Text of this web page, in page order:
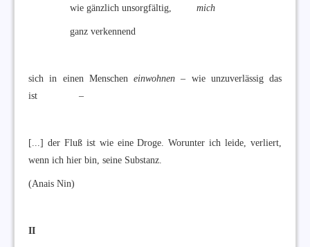
wie gänzlich unsorgfältig, mich
ganz verkennend
sich in einen Menschen einwohnen – wie unzuverlässig das
ist –
[...] der Fluß ist wie eine Droge. Worunter ich leide, verliert,
wenn ich hier bin, seine Substanz.
(Anais Nin)
II